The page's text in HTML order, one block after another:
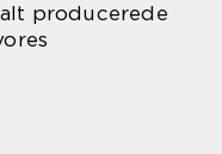
producerede